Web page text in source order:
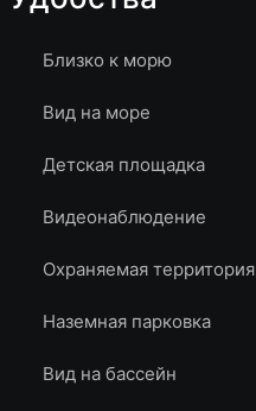
Близко к морю
Вид на море
Детская площадка
Видеонаблюдение
Охраняемая территория
Наземная парковка
Вид на бассейн